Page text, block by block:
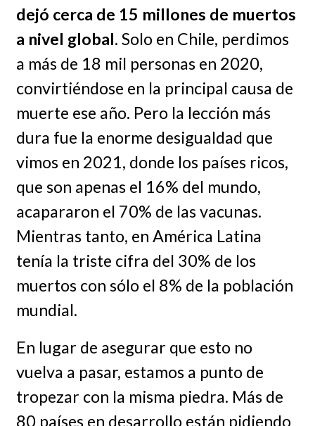
dejó cerca de 15 millones de muertos
a nivel global. Solo en Chile, perdimos
a más de 18 mil personas en 2020,
convirtiéndose en la principal causa de
muerte ese año. Pero la lección más
dura fue la enorme desigualdad que
vimos en 2021, donde los países ricos,
que son apenas el 16% del mundo,
acapararon el 70% de las vacunas.
Mientras tanto, en América Latina
tenía la triste cifra del 30% de los
muertos con sólo el 8% de la población
mundial.
En lugar de asegurar que esto no
vuelva a pasar, estamos a punto de
tropezar con la misma piedra. Más de
80 países en desarrollo están pidiendo